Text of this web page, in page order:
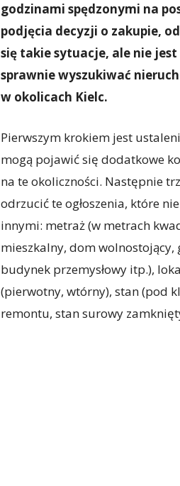
godzinami spędzonymi na
podjęcia decyzji o zakupie,
się takie sytuacje, ale nie
sprawnie wyszukiwać
w okolicach Kielc.
Pierwszym krokiem jest
mogą pojawić się dodatkowe
na te okoliczności. Następnie
odrzucić te ogłoszenia, które
innymi: metraż (w metrach
mieszkalny, dom
budynek przemysłowy itp.),
(pierwotny, wtórny), stan (pod
remontu, stan surowy